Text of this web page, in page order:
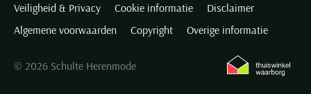
Veiligheid & Privacy Cookie informatie
Disclaimer
Algemene voorwaarden
Copyright Overige informatie
© 2026 Schulte Herenmode